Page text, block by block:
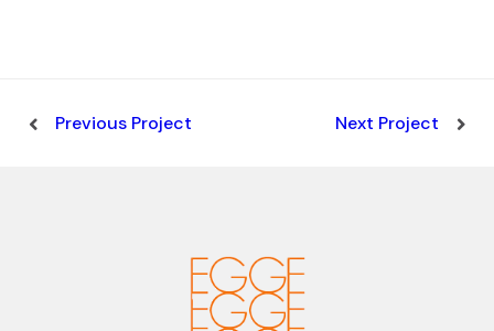
Previous Project Next Project